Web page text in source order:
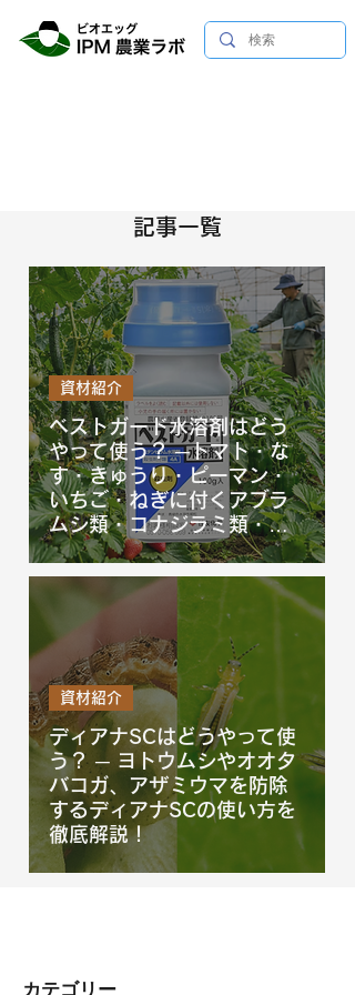
記事一覧
ベストガード水溶剤はどう
やって使う？ ─トマト・な
す・きゅうり・ピーマン・
いちご・ねぎに付くアブラ
ムシ類・コナジラミ類・ア
ザミウマ類を防除するベス
トガード水溶剤を徹底解
説！
資材紹介
ディアナSCはどうやって使
う？ ─ ヨトウムシやオオタ
バコガ、アザミウマを防除
するディアナSCの使い方を
徹底解説！
資材紹介
​カテゴリー